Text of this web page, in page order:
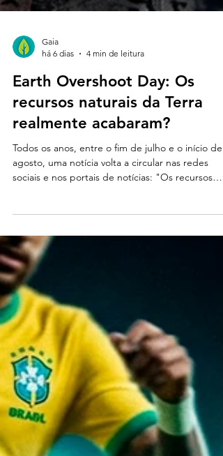
Gaia
há 6 dias
4 min de leitura
Earth Overshoot Day: Os
recursos naturais da Terra
realmente acabaram?
Todos os anos, entre o fim de julho e o início de
vir acompanhada de imagens impactantes e de
um alerta sobre o futuro do planeta. Mas será
isso significa que ficamos sem água, alimentos ou
madeira? Ou trata-se apenas de um exagero
chamar atenção?